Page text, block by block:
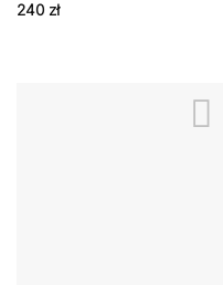
240 zł